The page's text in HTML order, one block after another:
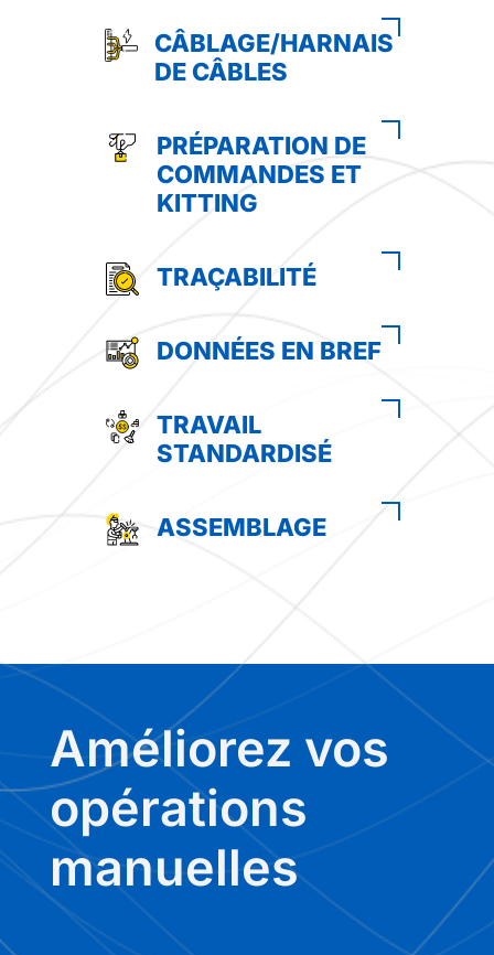
CÂBLAGE/HARNAIS
DE CÂBLES
PRÉPARATION DE
COMMANDES ET
KITTING
TRAÇABILITÉ
DONNÉES EN BREF
TRAVAIL
STANDARDISÉ
ASSEMBLAGE
Améliorez vos
opérations
manuelles